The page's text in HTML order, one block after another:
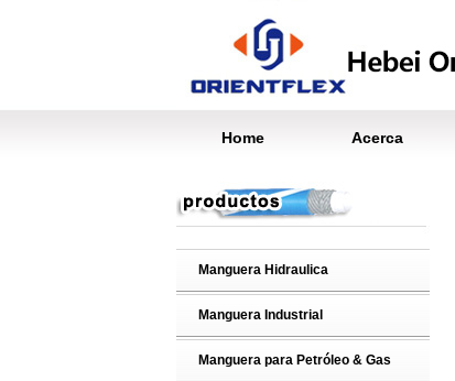
Home Acerca
Manguera Hidraulica
Manguera Industrial
Manguera para Petróleo & Gas